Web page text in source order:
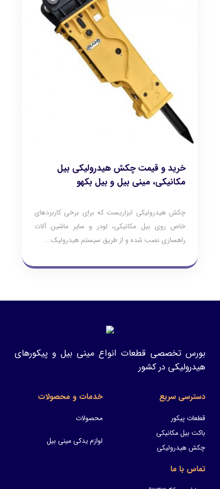
خرید و قیمت چکش هیدرولیکی بیل
مکانیکی، مینی بیل و بیل بکهو
چکش هیدرولیکی ابزاریست که برای برخی کاربردهای
خاص روی بیل مکانیکی، لودر و سایر ماشین آلات
راهسازی نصب شده و از طریق سیستم هیدرولیک...
بورس تخصصی قطعات انواع مینی بیل و پیکورهای
هیدرولیکی در کشور
دسترسی سریع
قطعات پیکور
باکت بیل مکانیکی
چکش هیدرولیکی
خدمات و محصولات
محصولات
لوازم یدکی مینی بیل
تماس با ما